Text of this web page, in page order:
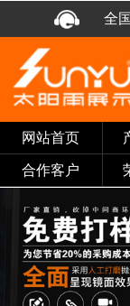
全
网站首页
合作客户